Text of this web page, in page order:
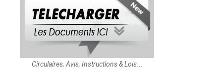
Circulaires, Avis, Instructions & Lois...